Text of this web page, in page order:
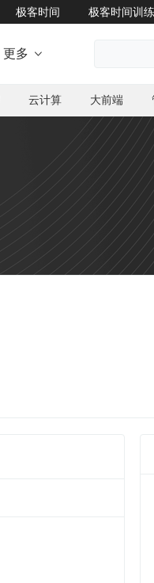
极客时间 极客时间训
更多 
云计算 大前端